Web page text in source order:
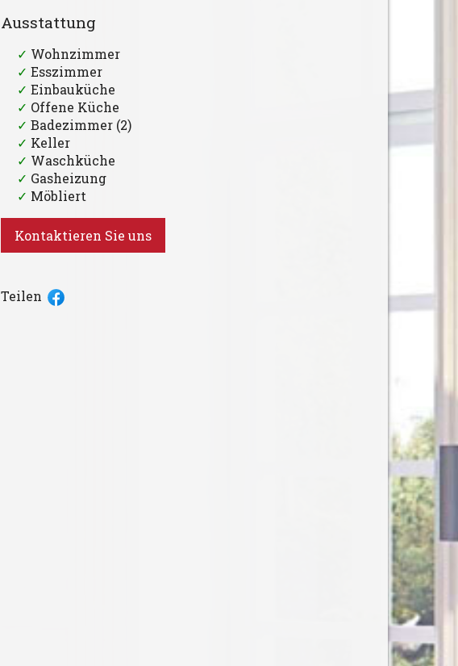
Ausstattung
✓ Wohnzimmer
✓ Esszimmer
✓ Einbauküche
✓ Offene Küche
✓ Badezimmer (2)
✓ Keller
✓ Waschküche
✓ Gasheizung
✓ Möbliert
Kontaktieren Sie uns
Teilen